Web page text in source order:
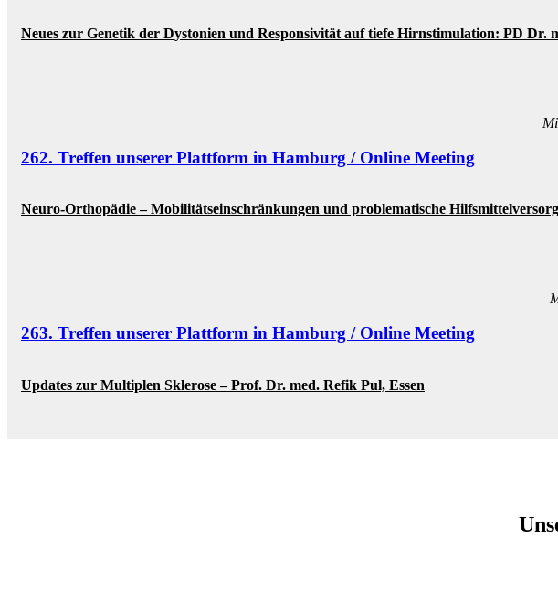
Neues zur Genetik der Dystonien und Responsivität auf tiefe Hirnstimulation: PD Dr.
262. Treffen unserer Plattform in Hamburg / Online Meeting
Neuro-Orthopädie – Mobilitätseinschränkungen und problematische
263. Treffen unserer Plattform in Hamburg / Online Meeting
Updates zur Multiplen Sklerose – Prof. Dr. med. Refik Pul, Essen